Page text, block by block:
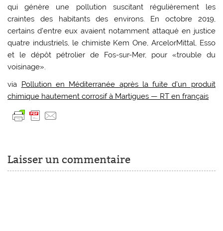
qui génère une pollution suscitant régulièrement les
craintes des habitants des environs. En octobre 2019,
certains d’entre eux avaient notamment attaqué en justice
quatre industriels, le chimiste Kem One, ArcelorMittal, Esso
et le dépôt pétrolier de Fos-sur-Mer, pour «trouble du
voisinage».
via Pollution en Méditerranée après la fuite d’un produit
chimique hautement corrosif à Martigues — RT en français
Laisser un commentaire